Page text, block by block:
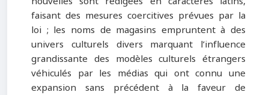
faisant des mesures coercitives prévues par la
loi ; les noms de magasins empruntent à des
univers culturels divers marquant l’influence
grandissante des modèles culturels étrangers
véhiculés par les médias qui ont connu une
expansion sans précédent à la faveur de